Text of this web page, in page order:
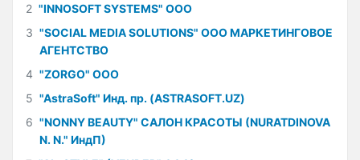
2 "INNOSOFT SYSTEMS" ООО
3 "SOCIAL MEDIA SOLUTIONS" ООО МАРКЕТИНГОВОЕ
АГЕНТСТВО
4 "ZORGO" ООО
5 "AstraSoft" Инд. пр. (ASTRASOFT.UZ)
6 "NONNY BEAUTY" САЛОН КРАСОТЫ (NURATDINOVA
N. N." ИндП)